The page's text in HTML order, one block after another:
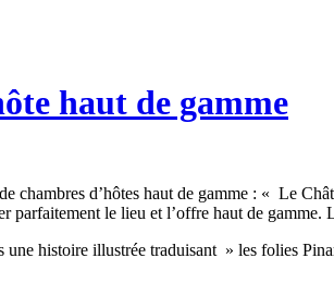
haut de gamme
chambres d’hôtes haut de gamme : « Le
parfaitement le lieu et l’offre haut de gamme.
histoire illustrée traduisant » les folies